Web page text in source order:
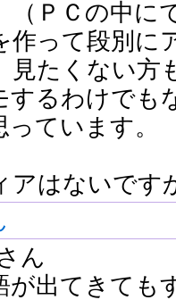
（ＰＣの中に
作って段別に
見たくない方
するわけでも
ています。
アはないです
ん
が出てきても